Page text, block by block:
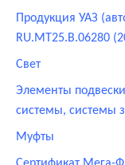
Продукция УАЗ
RU.МТ25.В.06280
Свет
Элементы
системы, системы
Муфты